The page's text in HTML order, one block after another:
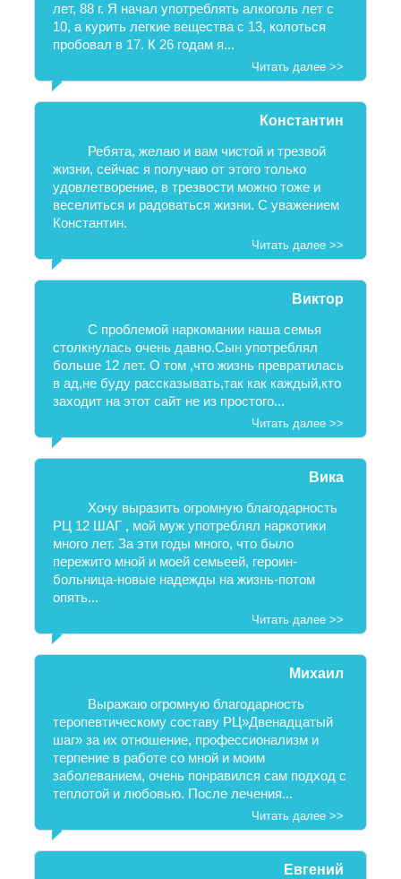
лет, 88 г. Я начал употреблять алкоголь лет с
10, а курить легкие вещества с 13, колоться
пробовал в 17. К 26 годам я...
Читать далее >>
Константин
Ребята, желаю и вам чистой и трезвой
жизни, сейчас я получаю от этого только
удовлетворение, в трезвости можно тоже и
веселиться и радоваться жизни. С уважением
Константин.
Читать далее >>
Виктор
С проблемой наркомании наша семья
столкнулась очень давно.Сын употреблял
больше 12 лет. О том ,что жизнь превратилась
в ад,не буду рассказывать,так как каждый,кто
заходит на этот сайт не из простого...
Читать далее >>
Вика
Хочу выразить огромную благодарность
РЦ 12 ШАГ , мой муж употреблял наркотики
много лет. За эти годы много, что было
пережито мной и моей семьеей, героин-
больница-новые надежды на жизнь-потом
опять...
Читать далее >>
Михаил
Выражаю огромную благодарность
теропевтическому составу РЦ»Двенадцатый
шаг» за их отношение, профессионализм и
терпение в работе со мной и моим
заболеванием, очень понравился сам подход с
теплотой и любовью. После лечения...
Читать далее >>
Евгений